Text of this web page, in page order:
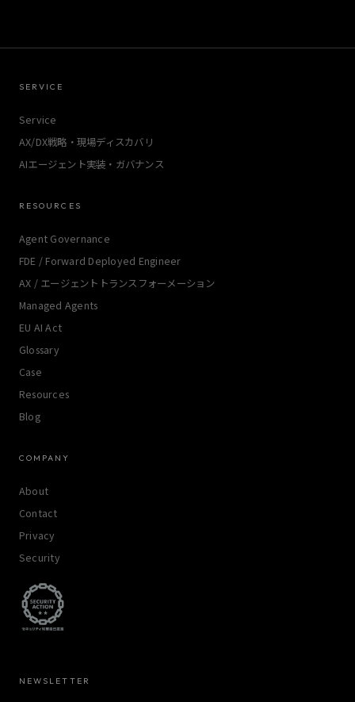
SERVICE
Service
AX/DX戦略・現場ディスカバリ
AIエージェント実装・ガバナンス
RESOURCES
Agent Governance
FDE / Forward Deployed Engineer
AX / エージェントトランスフォーメーション
Managed Agents
EU AI Act
Glossary
Case
Resources
Blog
COMPANY
About
Contact
Privacy
Security
NEWSLETTER